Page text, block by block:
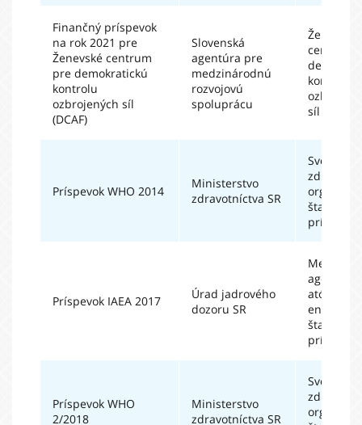
Finančný príspevok
na rok 2021 pre
Ženevské centrum
pre demokratickú
kontrolu
ozbrojených síl
(DCAF)
Slovenská
agentúra pre
medzinárodnú
rozvojovú
spoluprácu
Ženevské
centrum
kontrolu
síl
Príspevok WHO 2014
Ministerstvo
zdravotníctva SR
Svetová
príspevky
Príspevok IAEA 2017
Úrad jadrového
dozoru SR
agentúra
atómovú
energiu -
príspevky
Príspevok WHO
2/2018
Ministerstvo
zdravotníctva SR
Svetová